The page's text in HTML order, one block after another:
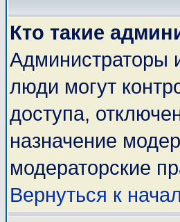
Кто такие
Администраторы
люди могут
доступа,
назначение
модераторские
Вернуться к